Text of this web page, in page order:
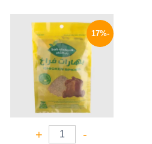
-17%
-
+
الأصلي
هو:
36 EGP.
الحالي
هو:
30 EGP.